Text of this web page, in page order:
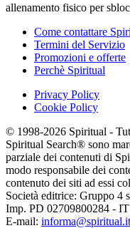
allenamento fisico per
Come contattare
Termini del Servizio
Promozioni e offerte
Perchè Spiritual
Privacy Policy
Cookie Policy
© 1998-2026 Spiritual -
Spiritual Search® sono
parziale dei contenuti di
modo responsabile dei
contenuto dei siti ad essi
Società editrice: Gruppo 4
Imp. PD 02709800284 -
E-mail: informa@spiritual.it